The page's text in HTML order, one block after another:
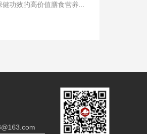
功效的高价值膳食营养...